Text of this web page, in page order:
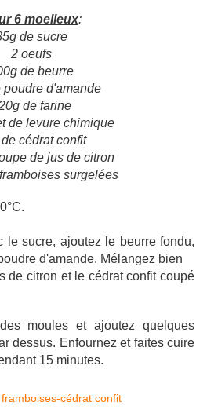
6 moelleux:
de sucre
2 oeufs
de beurre
poudre d'amande
de farine
de levure chimique
cédrat confit
de jus de citron
surgelées
le sucre, ajoutez le beurre fondu,
d'amande. Mélangez bien
de citron et le cédrat confit coupé
moules et ajoutez quelques
dessus. Enfournez et faites cuire
15 minutes.